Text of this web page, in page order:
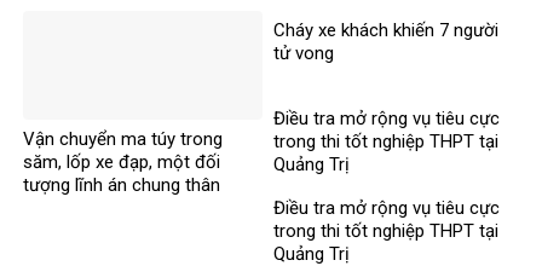
Vận chuyển ma túy trong
săm, lốp xe đạp, một đối
tượng lĩnh án chung thân
Cháy xe khách khiến 7 người
tử vong​
Điều tra mở rộng vụ tiêu cực
trong thi tốt nghiệp THPT tại
Quảng Trị
Điều tra mở rộng vụ tiêu cực
trong thi tốt nghiệp THPT tại
Quảng Trị